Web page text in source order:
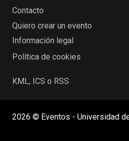
Contacto
Quiero crear un evento
Información legal
Política de cookies
KML, ICS o RSS
2026 © Eventos - Universidad